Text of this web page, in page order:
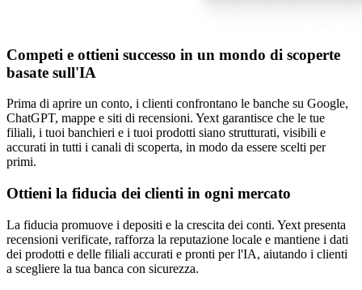
Competi e ottieni successo in un mondo di scoperte
basate sull'IA
Prima di aprire un conto, i clienti confrontano le banche su Google,
ChatGPT, mappe e siti di recensioni. Yext garantisce che le tue
filiali, i tuoi banchieri e i tuoi prodotti siano strutturati, visibili e
accurati in tutti i canali di scoperta, in modo da essere scelti per
primi.
Ottieni la fiducia dei clienti in ogni mercato
La fiducia promuove i depositi e la crescita dei conti. Yext presenta
recensioni verificate, rafforza la reputazione locale e mantiene i dati
dei prodotti e delle filiali accurati e pronti per l'IA, aiutando i clienti
a scegliere la tua banca con sicurezza.